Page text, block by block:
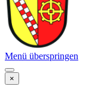
Menü überspringen
×